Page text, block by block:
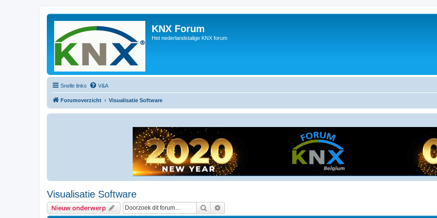
KNX Forum
Het nederlandstalige KNX forum
Snelle links V&A
Forumoverzicht Visualisatie Software
Visualisatie Software
Nieuw onderwerp Zoek